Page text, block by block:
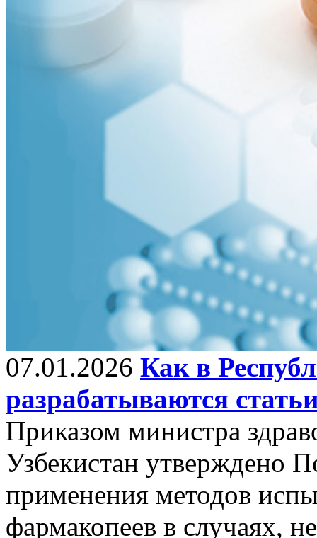
07.01.2026 Как в
разрабатываются
Приказом министра
Узбекистан утверждено
применения методов
фармакопеев в случаях,